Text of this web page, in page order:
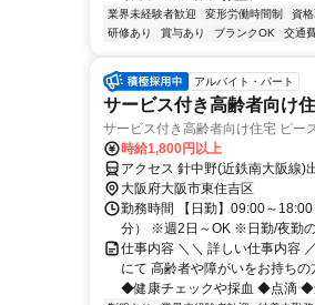
業界未経験者歓迎 変形労働時間制 資
研修あり
賞与あり ブランクOK 交通
アルバイト・パート
サービス付き高齢者向け
サービス付き高齢者向け住宅 ピー
時給1,800円以上
アクセス 針中野(近鉄南大阪線)
大阪府大阪市東住吉区
勤務時間 【日勤】09:00～
分） ※週2日～OK ※日勤/夜勤
仕事内容 ＼＼ 詳しい仕事内容
にて 高齢者や障がいをお持ち
◆健康チェックや採血 ◆点滴 ◆